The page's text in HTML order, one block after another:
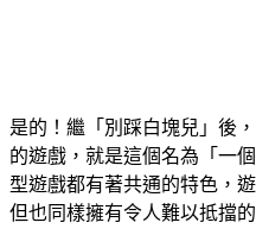
是的！繼「別踩白塊兒」後
的遊戲，就是這個名為「一
型遊戲都有著共通的特色，
但也同樣擁有令人難以抵擋